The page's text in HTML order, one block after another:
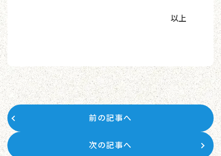
以上
前の記事へ
次の記事へ